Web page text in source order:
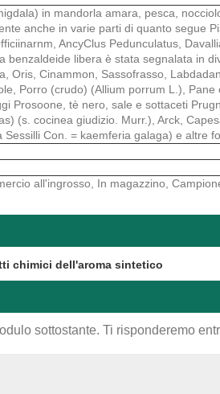
in mandorla amara, pesca,
anche in varie parti di quanto segue
AncyClus Pedunculatus,
benzaldeide libera è stata segnalata in
Oris, Cinammon, Sassofrasso,
Porro (crudo) (Allium porrum L.), Pane
Prosoone, tè nero, sale e sottaceti
(s. cocinea giudizio. Murr.), Arck,
Con. = kaemferia galaga) e altre
all'ingrosso, In magazzino,
chimici dell'aroma sintetico
sottostante. Ti risponderemo